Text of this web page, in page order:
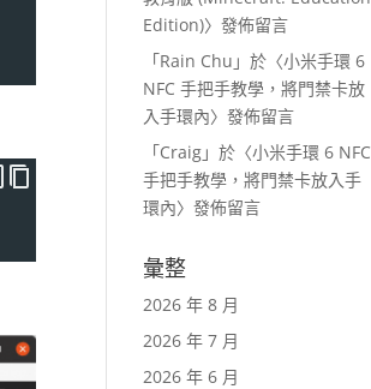
Edition)〉發佈留言
「Rain Chu 」於〈小米手環 6
NFC 手把手教學，將門禁卡放
入手環內〉發佈留言
「Craig 」於〈小米手環 6 NFC
手把手教學，將門禁卡放入手
環內〉發佈留言
彙整
2026 年 8 月
2026 年 7 月
2026 年 6 月